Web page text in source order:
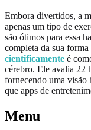
Embora divertidos, a
apenas um tipo de
são ótimos para essa
completa da sua
cientificamente é
cérebro. Ele avalia 22
fornecendo uma visão
que apps de
Menu